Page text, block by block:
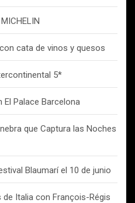
cata de vinos y quesos
5*
Palace Barcelona
que Captura las Noches
Blaumarí el 10 de junio
Italia con François-Régis